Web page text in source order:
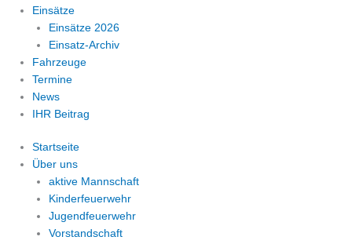
Einsätze
Einsätze 2026
Einsatz-Archiv
Fahrzeuge
Termine
News
IHR Beitrag
Startseite
Über uns
aktive Mannschaft
Kinderfeuerwehr
Jugendfeuerwehr
Vorstandschaft